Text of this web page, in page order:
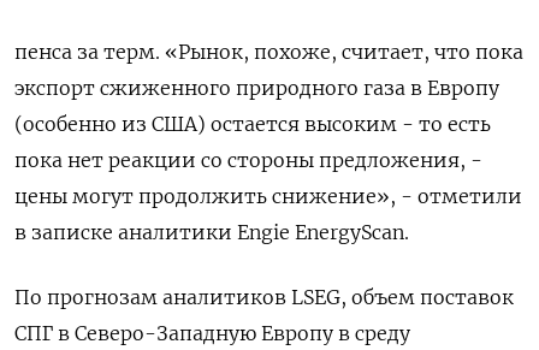
пенса за терм. «Рынок, похоже, считает, что пока
экспорт сжиженного природного газа в Европу
(особенно из США) остается высоким - то есть
пока нет реакции со стороны предложения, -
цены могут продолжить снижение», - отметили
в записке аналитики Engie EnergyScan.
По прогнозам аналитиков LSEG, объем поставок
СПГ в Северо-Западную Европу в среду